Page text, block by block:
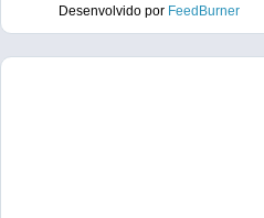
Desenvolvido por FeedBurner